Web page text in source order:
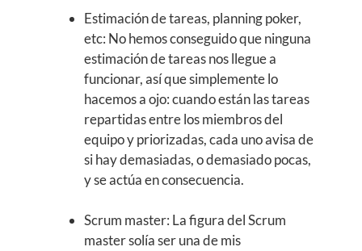
Estimación de tareas, planning poker,
etc: No hemos conseguido que ninguna
estimación de tareas nos llegue a
funcionar, así que simplemente lo
hacemos a ojo: cuando están las tareas
repartidas entre los miembros del
equipo y priorizadas, cada uno avisa de
si hay demasiadas, o demasiado pocas,
y se actúa en consecuencia.
Scrum master: La figura del Scrum
master solía ser una de mis